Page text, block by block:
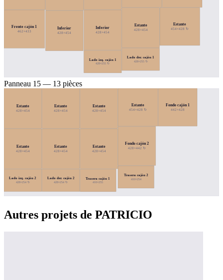
Frente cajón 1
462×433
Inferior
428×454
Inferior
428×454
Estante
428×454
Estante
454×428 ↻
Lado izq. cajón 1
428×255 ↻
Lado der. cajón 1
428×255 ↻
Panneau 15 — 13 pièces
Estante
428×454
Estante
428×454
Estante
428×454
Estante
428×454
Estante
428×454
Estante
428×454
Estante
454×428 ↻
Fondo cajón 1
442×428
Fondo cajón 2
428×442 ↻
Lado izq. cajón 2
428×254 ↻
Lado der. cajón 2
428×254 ↻
Trasera cajón 1
410×255
Trasera cajón 2
410×254
Autres projets de PATRICIO